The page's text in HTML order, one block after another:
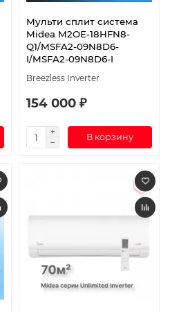
Мульти сплит система
Midea M2OE-18HFN8-
Q1/MSFA2-09N8D6-
I/MSFA2-09N8D6-I
Breezless Inverter
154 000 ₽
В корзину